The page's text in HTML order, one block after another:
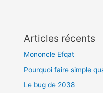
Articles récents
Mononcle Efqat
Pourquoi faire simple
Le bug de 2038